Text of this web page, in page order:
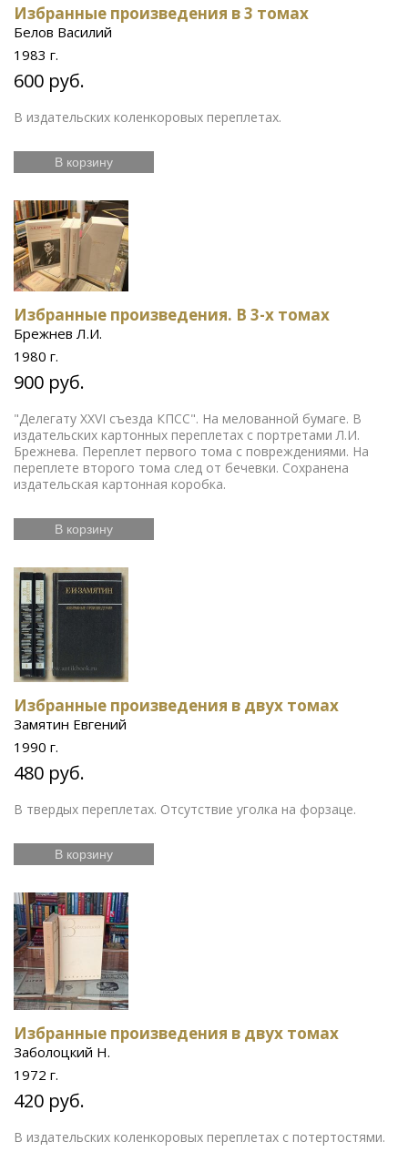
Избранные произведения в 3 томах
Белов Василий
1983 г.
600 руб.
В издательских коленкоровых переплетах.
В корзину
Избранные произведения. В 3-х томах
Брежнев Л.И.
1980 г.
900 руб.
"Делегату XXVI съезда КПСС". На мелованной бумаге. В
издательских картонных переплетах с портретами Л.И.
Брежнева. Переплет первого тома с повреждениями. На
переплете второго тома след от бечевки. Сохранена
издательская картонная коробка.
В корзину
Избранные произведения в двух томах
Замятин Евгений
1990 г.
480 руб.
В твердых переплетах. Отсутствие уголка на форзаце.
В корзину
Избранные произведения в двух томах
Заболоцкий Н.
1972 г.
420 руб.
В издательских коленкоровых переплетах с потертостями.